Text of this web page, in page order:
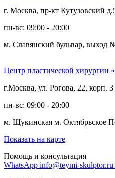
г. Москва, пр-кт Кутузовский
пн-вс: 09:00 - 20:00
м. Славянский бульвар, выход
Центр пластической хирургии
г.Москва, ул. Рогова, 22, корп. 3
пн-вс: 09:00 - 20:00
м. Щукинская м. Октябрьское
Показать на карте
Помощь и консультация
WhatsApp info@teymi-skulptor.ru